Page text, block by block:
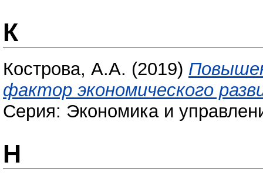
К
Кострова, А.А. (2019)
фактор экономического
Серия: Экономика и
Н